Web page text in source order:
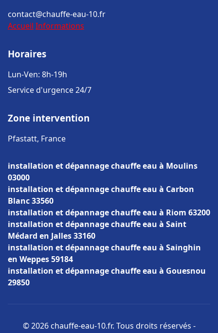
contact@chauffe-eau-10.fr
Accueil Informations
Horaires
Lun-Ven: 8h-19h
Service d'urgence 24/7
Zone intervention
Pfastatt, France
installation et dépannage chauffe eau à Moulins
03000
installation et dépannage chauffe eau à Carbon
Blanc 33560
installation et dépannage chauffe eau à Riom 63200
installation et dépannage chauffe eau à Saint
Médard en Jalles 33160
installation et dépannage chauffe eau à Sainghin
en Weppes 59184
installation et dépannage chauffe eau à Gouesnou
29850
© 2026 chauffe-eau-10.fr. Tous droits réservés -